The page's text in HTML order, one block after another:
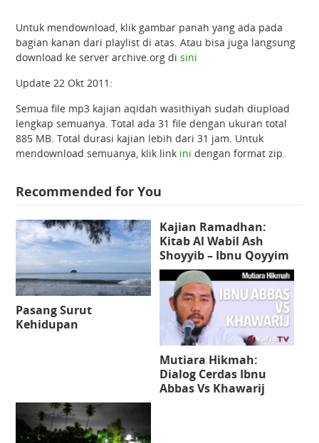
Untuk mendownload, klik gambar panah yang ada pada
bagian kanan dari playlist di atas. Atau bisa juga langsung
download ke server archive.org disini
Update 22 Okt 2011:
Semua file mp3 kajian aqidah wasithiyah sudah diupload
lengkap semuanya. Total ada 31 file dengan ukuran total
885 MB. Total durasi kajian lebih dari 31 jam. Untuk
mendownload semuanya, klik link ini dengan format zip.
Recommended for You
Pasang Surut
Kehidupan
Kajian Ramadhan:
Kitab Al Wabil Ash
Shoyyib – Ibnu Qoyyim
Mutiara Hikmah:
Dialog Cerdas Ibnu
Abbas Vs Khawarij